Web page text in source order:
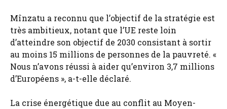
Mînzatu a reconnu que l’objectif de la stratégie est
très ambitieux, notant que l’UE reste loin
d’atteindre son objectif de 2030 consistant à sortir
au moins 15 millions de personnes de la pauvreté. «
Nous n’avons réussi à aider qu’environ 3,7 millions
d’Européens », a-t-elle déclaré.
La crise énergétique due au conflit au Moyen-